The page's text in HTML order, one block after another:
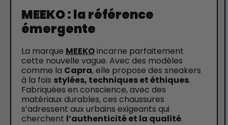
MEEKO : la référence
émergente
La marque MEEKOincarne parfaitement
cette nouvelle vague. Avec des modèles
comme la Capra, elle propose des sneakers
à la fois stylées, techniques et éthiques.
Fabriquées en conscience, avec des
matériaux durables, ces chaussures
s’adressent aux urbains exigeants qui
cherchent l’authenticité et la qualité.